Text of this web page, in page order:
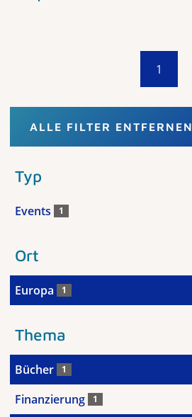
1
ALLE FILTER ENTFERNEN
Typ
Events 1
Ort
Europa 1
Thema
Bücher 1
Finanzierung 1